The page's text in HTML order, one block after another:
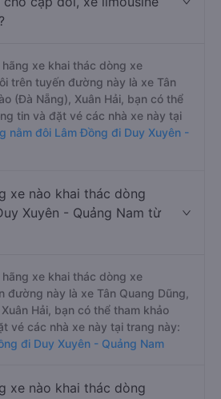
xe khai thác dòng xe
trên tuyến đường này là xe Tân
(Đà Nẵng), Xuân Hải, bạn có thể
tin và đặt vé các nhà xe này tại
nằm đôi Lâm Đồng đi Duy Xuyên -
xe nào khai thác dòng
Xuyên - Quảng Nam từ
xe khai thác dòng xe
đường này là xe Tân Quang Dũng,
Hải, bạn có thể tham khảo
vé các nhà xe này tại trang này:
đi Duy Xuyên - Quảng Nam
xe nào khai thác dòng